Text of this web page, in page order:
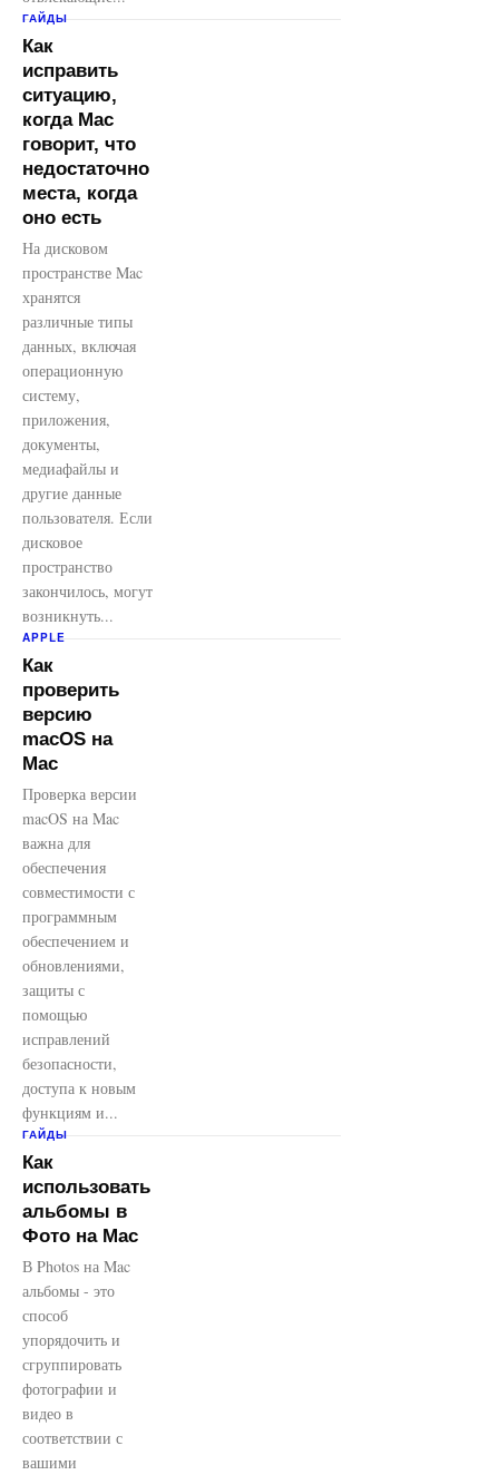
ГАЙДЫ
Как
исправить
ситуацию,
когда Mac
говорит, что
недостаточно
места, когда
оно есть
На дисковом
пространстве Mac
хранятся
различные типы
данных, включая
операционную
систему,
приложения,
документы,
медиафайлы и
другие данные
пользователя. Если
дисковое
пространство
закончилось, могут
возникнуть...
APPLE
Как
проверить
версию
macOS на
Mac
Проверка версии
macOS на Mac
важна для
обеспечения
совместимости с
программным
обеспечением и
обновлениями,
защиты с
помощью
исправлений
безопасности,
доступа к новым
функциям и...
ГАЙДЫ
Как
использовать
альбомы в
Фото на Mac
В Photos на Mac
альбомы - это
способ
упорядочить и
сгруппировать
фотографии и
видео в
соответствии с
вашими